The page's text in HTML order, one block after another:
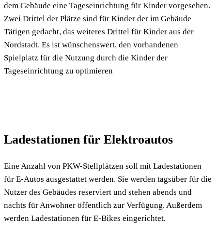
dem Gebäude eine Tageseinrichtung für Kinder vorgesehen.
Zwei Drittel der Plätze sind für Kinder der im Gebäude
Tätigen gedacht, das weiteres Drittel für Kinder aus der
Nordstadt. Es ist wünschenswert, den vorhandenen
Spielplatz für die Nutzung durch die Kinder der
Tageseinrichtung zu optimieren
Ladestationen für Elektroautos
Eine Anzahl von PKW-Stellplätzen soll mit Ladestationen
für E-Autos ausgestattet werden. Sie werden tagsüber für die
Nutzer des Gebäudes reserviert und stehen abends und
nachts für Anwohner öffentlich zur Verfügung. Außerdem
werden Ladestationen für E-Bikes eingerichtet.